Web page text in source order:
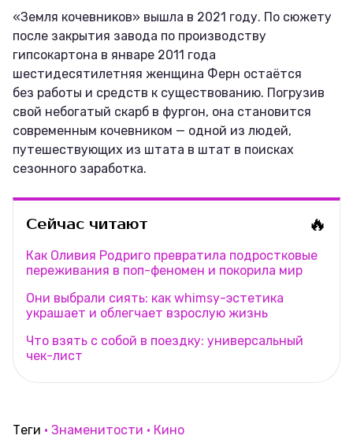
«Земля кочевников» вышла в 2021 году. По сюжету
после закрытия завода по производству
гипсокартона в январе 2011 года
шестидесятилетняя женщина Ферн остаётся
без работы и средств к существованию. Погрузив
свой небогатый скарб в фургон, она становится
современным кочевником — одной из людей,
путешествующих из штата в штат в поисках
сезонного заработка.
Сейчас читают 🔥
Как Оливия Родриго превратила подростковые
переживания в поп-феномен и покорила мир
Они выбрали сиять: как whimsy-эстетика
украшает и облегчает взрослую жизнь
Что взять с собой в поездку: универсальный
чек-лист
Теги Знаменитости Кино